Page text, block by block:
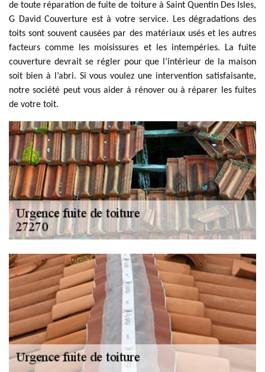
de toute réparation de fuite de toiture à Saint Quentin Des Isles,
G David Couverture est à votre service. Les dégradations des
toits sont souvent causées par des matériaux usés et les autres
facteurs comme les moisissures et les intempéries. La fuite
couverture devrait se régler pour que l’intérieur de la maison
soit bien à l’abri. Si vous voulez une intervention satisfaisante,
notre société peut vous aider à rénover ou à réparer les fuites
de votre toit.